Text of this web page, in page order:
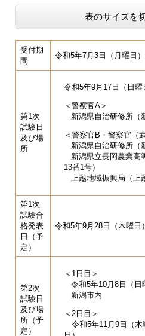
表のサイズを
受付期
間
令和5年7月3日（月曜日
第1次
試験日
及び場
所
令和5年9月17日（日曜
＜警察官A＞
新潟県自治研修所（
＜警察官B・警察官（
新潟県自治研修所（
新潟県立長岡農業高
13番1号）
上越地域振興局（上
第1次
試験合
格発表
日（予
定）
令和5年9月28日（木曜日）
第2次
試験日
及び場
所（予
定）
＜1日目＞
令和5年10月8日（日
新潟市内
＜2日目＞
令和5年11月9日（木